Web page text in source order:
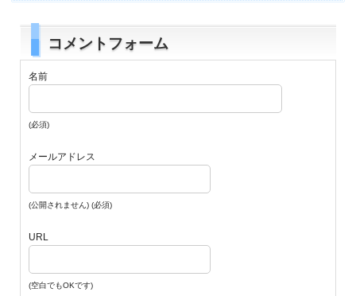
コメントフォーム
名前
(必須)
メールアドレス
(公開されません) (必須)
URL
(空白でもOKです)